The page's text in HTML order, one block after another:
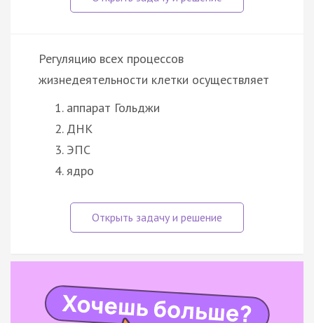
Регуляцию всех процессов
жизнедеятельности клетки осуществляет
аппарат Гольджи
ДНК
ЭПС
ядро